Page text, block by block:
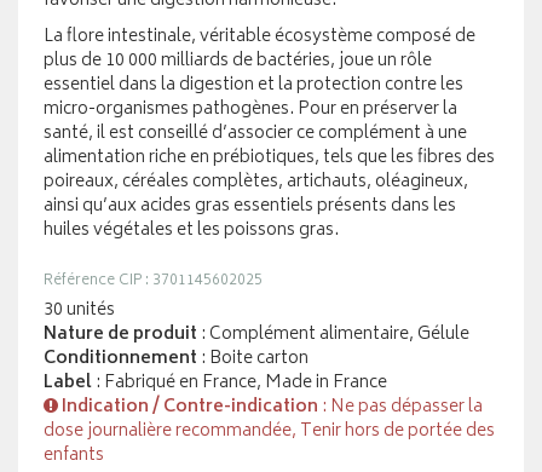
La flore intestinale, véritable écosystème composé de
plus de 10 000 milliards de bactéries, joue un rôle
essentiel dans la digestion et la protection contre les
micro-organismes pathogènes. Pour en préserver la
santé, il est conseillé d’associer ce complément à une
alimentation riche en prébiotiques, tels que les fibres des
poireaux, céréales complètes, artichauts, oléagineux,
ainsi qu’aux acides gras essentiels présents dans les
huiles végétales et les poissons gras.
Référence CIP : 3701145602025
30 unités
Nature de produit : Complément alimentaire, Gélule
Conditionnement : Boite carton
Label: Fabriqué en France, Made in France
Indication / Contre-indication : Ne pas dépasser la
dose journalière recommandée, Tenir hors de portée des
enfants